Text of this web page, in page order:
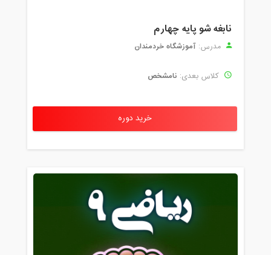
نابغه شو پایه چهارم
مدرس: آموزشگاه خردمندان
کلاس بعدی: نامشخص
خرید دوره